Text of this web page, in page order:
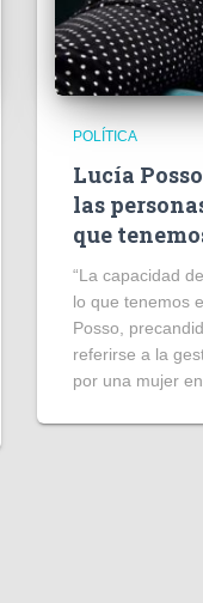
POLÍTICA
Lucía
las
que
“La capacidad
lo que tenemos
Posso,
referirse a la
por una mujer en